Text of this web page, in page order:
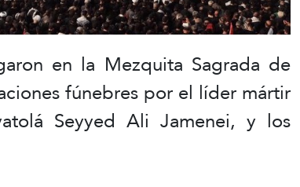
en la Mezquita Sagrada de
fúnebres por el líder mártir
Seyyed Ali Jamenei, y los